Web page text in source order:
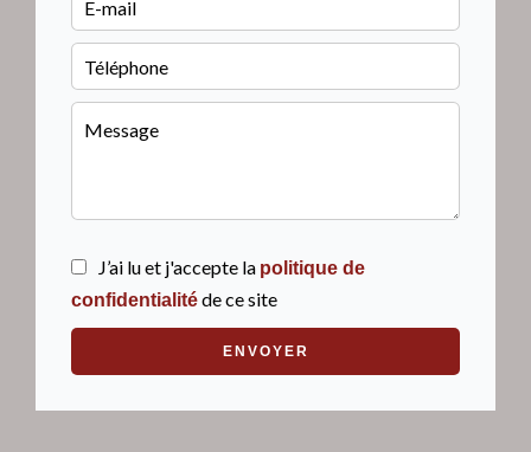
J’ai lu et j'accepte la politique de
confidentialitéde ce site
ENVOYER